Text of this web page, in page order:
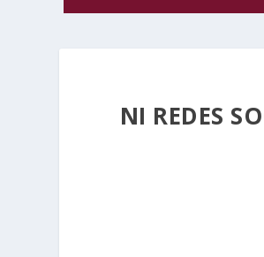
NI REDES